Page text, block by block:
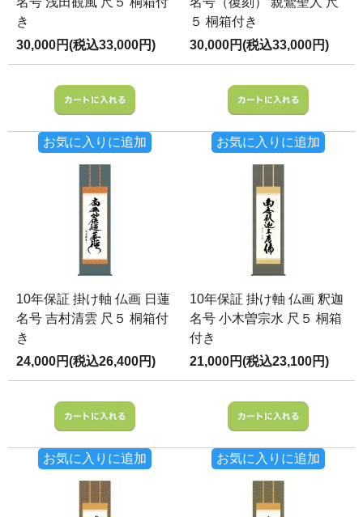
き
30,000円(税込33,000円)
お気に入りに追加
５ 桐箱付き
30,000円(税込33,000円)
お気に入りに追加
10年保証 掛け軸 仏画 日蓮
名号 吉村清雲 尺５ 桐箱付
き
24,000円(税込26,400円)
お気に入りに追加
10年保証 掛け軸 仏画 釈迦
名号 小木曽宗水 尺５ 桐箱
付き
21,000円(税込23,100円)
お気に入りに追加